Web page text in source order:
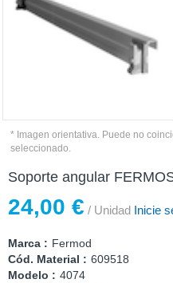
* Imagen orientativa. Puede no
seleccionado.
Soporte angular
24,00 € / Unidad Inicie
Marca : Fermod
Cód. Material : 609518
Modelo : 4074